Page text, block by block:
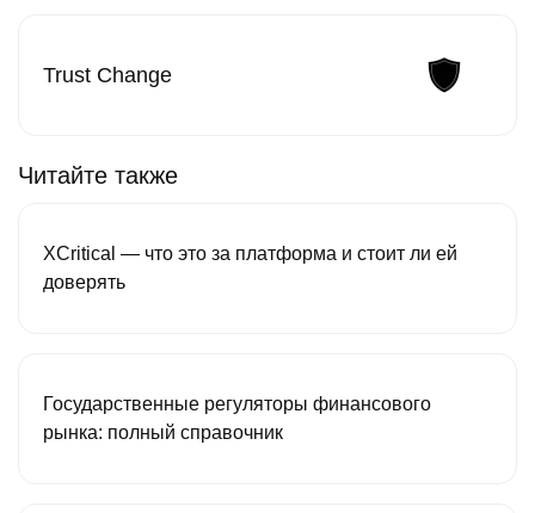
Trust Change
Читайте также
XCritical — что это за платформа и стоит ли ей
доверять
Государственные регуляторы финансового
рынка: полный справочник